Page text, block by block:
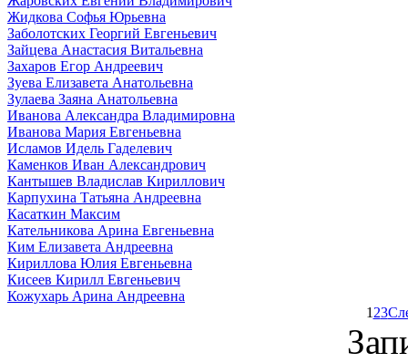
Жидкова Софья Юрьевна
Заболотских Георгий Евгеньевич
Зайцева Анастасия Витальевна
Захаров Егор Андреевич
Зуева Елизавета Анатольевна
Зулаева Заяна Анатольевна
Иванова Александра Владимировна
Иванова Мария Евгеньевна
Исламов Идель Гаделевич
Каменков Иван Александрович
Кантышев Владислав Кириллович
Карпухина Татьяна Андреевна
Касаткин Максим
Кательникова Арина Евгеньевна
Ким Елизавета Андреевна
Кириллова Юлия Евгеньевна
Кисеев Кирилл Евгеньевич
Кожухарь Арина Андреевна
1 23